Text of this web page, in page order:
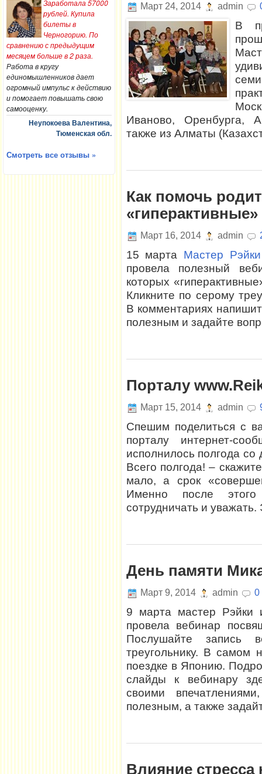
Заработала 57000
рублей. Купила
билеты в
Черногорию. По
сравнению с предыдущим
месяцем больше в 2 раза.
Работа в кругу
единомышленников дает
огромный импульс к действию
и помогает повышать свою
самооценку.
Неупокоева Валентина,
Тюменская обл.
Смотреть все отзывы »
Март 24, 2014 admin
В
Иваново, Оренбурга,
также из Алматы
Как помочь
Март 16, 2014 admin
15 марта Мастер Рэйки
провела полезный
которых
Кликните по серому
В комментариях
полезным и задайте
Порталу
Март 15, 2014 admin
Спешим поделиться с
порталу интернет-
исполнилось полгода со
Всего полгода! –
мало, а срок
Именно после
сотрудничать и
День памяти
Март 9, 2014 admin 0
9 марта мастер Рэйки
провела вебинар
Послушайте запись
треугольнику. В самом
поездке в Японию.
слайды к вебинару
своими
полезным, а также
Влияние стресса